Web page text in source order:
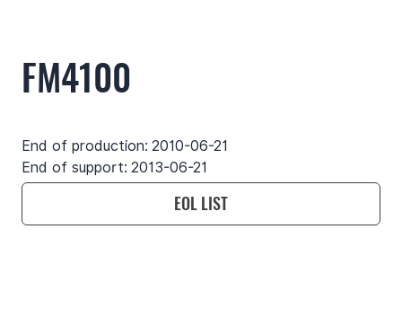
FM4100
End of production: 2010-06-21
End of support: 2013-06-21
EOL LIST